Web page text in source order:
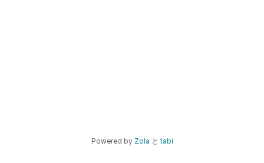
Powered by Zola と tabi